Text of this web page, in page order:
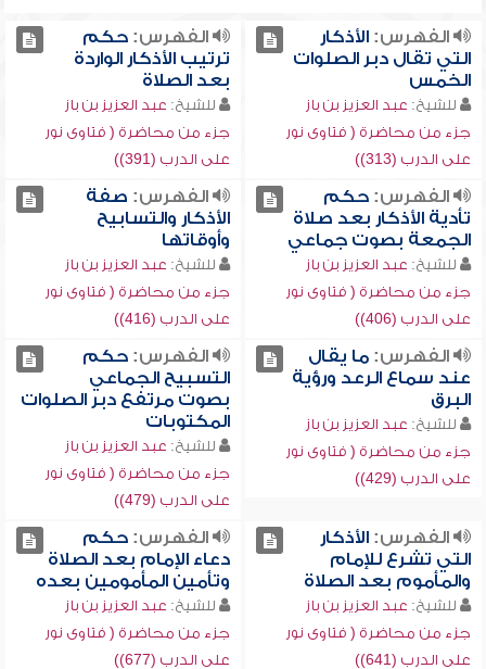
الفهرس:الأذكار
التي تقال دبر الصلوات
الخمس
للشيخ: عبد العزيز بن باز
جزء من محاضرة ( فتاوى نور
على الدرب (313))
الفهرس:حكم
ترتيب الأذكار الواردة
بعد الصلاة
للشيخ: عبد العزيز بن باز
جزء من محاضرة ( فتاوى نور
على الدرب (391))
الفهرس:حكم
تأدية الأذكار بعد صلاة
الجمعة بصوت جماعي
للشيخ: عبد العزيز بن باز
جزء من محاضرة ( فتاوى نور
على الدرب (406))
الفهرس: صفة
الأذكار والتسابيح
وأوقاتها
للشيخ: عبد العزيز بن باز
جزء من محاضرة ( فتاوى نور
على الدرب (416))
الفهرس:ما يقال
عند سماع الرعد ورؤية
البرق
للشيخ: عبد العزيز بن باز
جزء من محاضرة ( فتاوى نور
على الدرب (429))
الفهرس:حكم
التسبيح الجماعي
بصوت مرتفع دبر الصلوات
المكتوبات
للشيخ: عبد العزيز بن باز
جزء من محاضرة ( فتاوى نور
على الدرب (479))
الفهرس:الأذكار
التي تشرع للإمام
والمأموم بعد الصلاة
للشيخ: عبد العزيز بن باز
جزء من محاضرة ( فتاوى نور
على الدرب (641))
الفهرس:حكم
دعاء الإمام بعد الصلاة
وتأمين المأمومين بعده
للشيخ: عبد العزيز بن باز
جزء من محاضرة ( فتاوى نور
على الدرب (677))